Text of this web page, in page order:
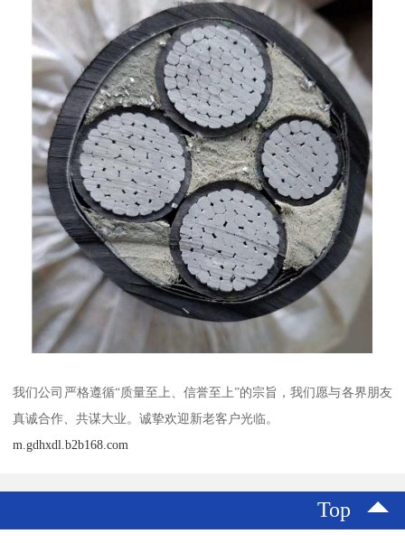
我们公司严格遵循“质量至上、信誉至上”的宗旨，我们愿与各界朋友
真诚合作、共谋大业。诚挚欢迎新老客户光临。
m.gdhxdl.b2b168.com
Top